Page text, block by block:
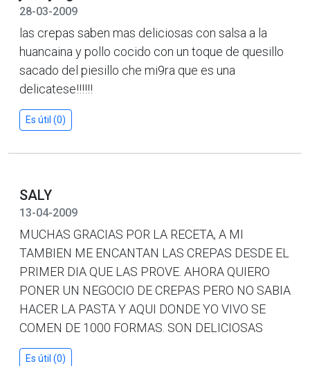
28-03-2009
las crepas saben mas deliciosas con salsa a la
huancaina y pollo cocido con un toque de quesillo
sacado del piesillo che mi9ra que es una
delicatese!!!!!!
Es útil (0)
SALY
13-04-2009
MUCHAS GRACIAS POR LA RECETA, A MI
TAMBIEN ME ENCANTAN LAS CREPAS DESDE EL
PRIMER DIA QUE LAS PROVE. AHORA QUIERO
PONER UN NEGOCIO DE CREPAS PERO NO SABIA
HACER LA PASTA Y AQUI DONDE YO VIVO SE
COMEN DE 1000 FORMAS. SON DELICIOSAS
Es útil (0)